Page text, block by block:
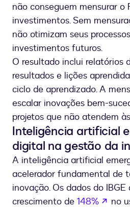
não conseguem mensurar o
investimentos. Sem
não otimizam seus
investimentos futuros.
O resultado inclui relatórios
resultados e lições
ciclo de aprendizado. A
escalar inovações bem-
projetos que não atendem
Inteligência artificial
digital na gestão da
A inteligência artificial
acelerador fundamental de
inovação. Os dados do
crescimento de 148% se
no